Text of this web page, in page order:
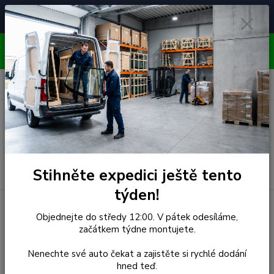
🚘
Čelní skla pro
unikátní vozy
📞
Poradenství
ZDARMA
⭐ 4.7/5 (50 recenzí)
OBJEDNÁVEJTE DO STŘEDY 12:00 - KAŽDÝ PÁTEK
EXPEDUJEME!!
Menu
Hledat
0 ks
za 0,00 Kč
Čelní Sklo - SEAT ALTEA
Stihněte expedici ještě tento
týden!
Objednejte do středy 12:00. V pátek odesíláme,
začátkem týdne montujete.
Nenechte své auto čekat a zajistěte si rychlé dodání
hned teď.